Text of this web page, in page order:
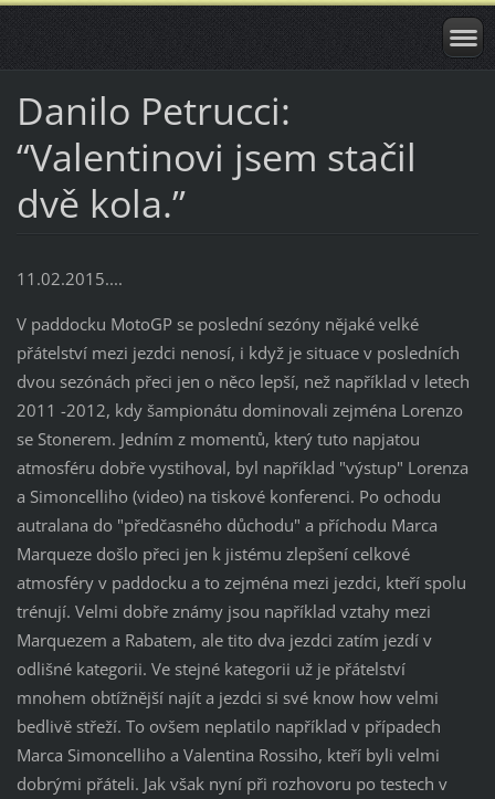
Danilo Petrucci:
“Valentinovi jsem stačil
dvě kola.”
11.02.2015....
V paddocku MotoGP se poslední sezóny nějaké velké
přátelství mezi jezdci nenosí, i když je situace v posledních
dvou sezónách přeci jen o něco lepší, než například v letech
2011 -2012, kdy šampionátu dominovali zejména Lorenzo
se Stonerem. Jedním z momentů, který tuto napjatou
atmosféru dobře vystihoval, byl například "výstup" Lorenza
a Simoncelliho (video) na tiskové konferenci. Po ochodu
autralana do "předčasného důchodu" a příchodu Marca
Marqueze došlo přeci jen k jistému zlepšení celkové
atmosféry v paddocku a to zejména mezi jezdci, kteří spolu
trénují. Velmi dobře známy jsou například vztahy mezi
Marquezem a Rabatem, ale tito dva jezdci zatím jezdí v
odlišné kategorii. Ve stejné kategorii už je přátelství
mnohem obtížnější najít a jezdci si své know how velmi
bedlivě střeží. To ovšem neplatilo například v případech
Marca Simoncelliho a Valentina Rossiho, kteří byli velmi
dobrými přáteli. Jak však nyní při rozhovoru po testech v